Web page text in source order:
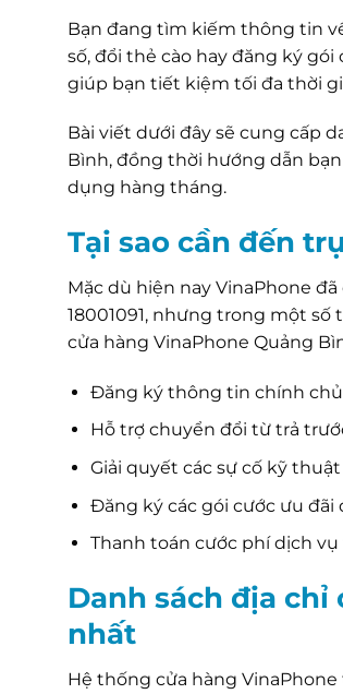
Bạn đang tìm kiếm thông tin
số, đổi thẻ cào hay đăng ký gói
giúp bạn tiết kiệm tối đa thời
Bài viết dưới đây sẽ cung cấp
Bình, đồng thời hướng dẫn
dụng hàng tháng.
Tại sao cần đến
Mặc dù hiện nay VinaPhone
18001091, nhưng trong một
cửa hàng VinaPhone Quảng
Đăng ký thông tin chính
Hỗ trợ chuyển đổi từ trả
Giải quyết các sự cố kỹ
Đăng ký các gói cước ưu
Thanh toán cước phí dịch
Danh sách địa
nhất
Hệ thống cửa hàng